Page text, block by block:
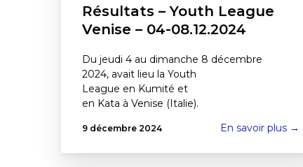
Résultats – Youth League
Venise – 04-08.12.2024
Du jeudi 4 au dimanche 8 décembre
2024, avait lieu la Youth
League en Kumité et
en Kata à Venise (Italie).
9 décembre 2024 En savoir plus →